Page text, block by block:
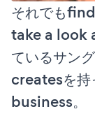
それでも
take a look
ているサン
createsを
business。